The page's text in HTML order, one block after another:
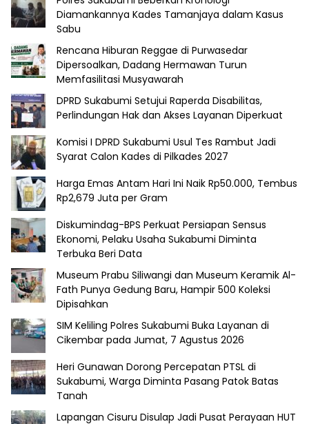
Diamankannya Kades Tamanjaya dalam Kasus
Sabu
Rencana Hiburan Reggae di Purwasedar
Dipersoalkan, Dadang Hermawan Turun
Memfasilitasi Musyawarah
DPRD Sukabumi Setujui Raperda Disabilitas,
Perlindungan Hak dan Akses Layanan Diperkuat
Komisi I DPRD Sukabumi Usul Tes Rambut Jadi
Syarat Calon Kades di Pilkades 2027
Harga Emas Antam Hari Ini Naik Rp50.000, Tembus
Rp2,679 Juta per Gram
Diskumindag-BPS Perkuat Persiapan Sensus
Ekonomi, Pelaku Usaha Sukabumi Diminta
Terbuka Beri Data
Museum Prabu Siliwangi dan Museum Keramik Al-
Fath Punya Gedung Baru, Hampir 500 Koleksi
Dipisahkan
SIM Keliling Polres Sukabumi Buka Layanan di
Cikembar pada Jumat, 7 Agustus 2026
Heri Gunawan Dorong Percepatan PTSL di
Sukabumi, Warga Diminta Pasang Patok Batas
Tanah
Lapangan Cisuru Disulap Jadi Pusat Perayaan HUT